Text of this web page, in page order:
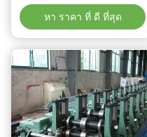
ชาร์จ/สายข้อมูล/สายไฟ/สาย
ไฟฟ้า สายการผลิตทั้งหมด
หา ราคา ที่ ดี ที่สุด